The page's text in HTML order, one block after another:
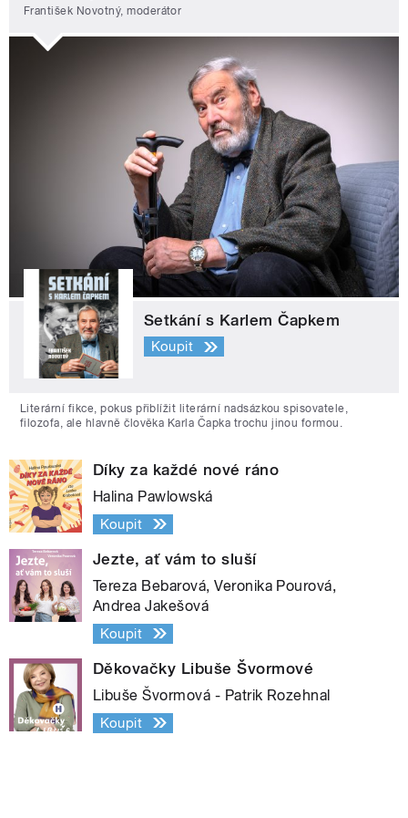
František Novotný, moderátor
Setkání s Karlem Čapkem
Koupit
Literární fikce, pokus přiblížit literární nadsázkou spisovatele,
filozofa, ale hlavně člověka Karla Čapka trochu jinou formou.
Díky za každé nové ráno
Halina Pawlowská
Koupit
Jezte, ať vám to sluší
Tereza Bebarová, Veronika Pourová,
Andrea Jakešová
Koupit
Děkovačky Libuše Švormové
Libuše Švormová - Patrik Rozehnal
Koupit